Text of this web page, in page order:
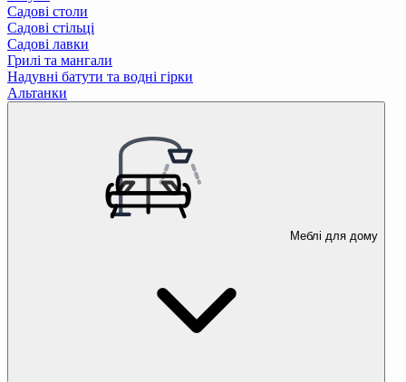
Садові столи
Садові стільці
Садові лавки
Грилі та мангали
Надувні батути та водні гірки
Альтанки
Меблі для дому